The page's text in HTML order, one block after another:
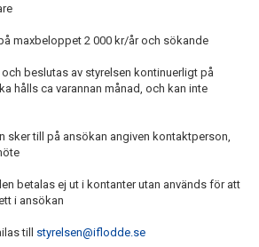
maxbeloppet 2 000 kr/år och sökande
beslutas av styrelsen kontinuerligt på
hålls ca varannan månad, och kan inte
sker till på ansökan angiven kontaktperson,
betalas ej ut i kontanter utan används för att
i ansökan
till styrelsen@iflodde.se